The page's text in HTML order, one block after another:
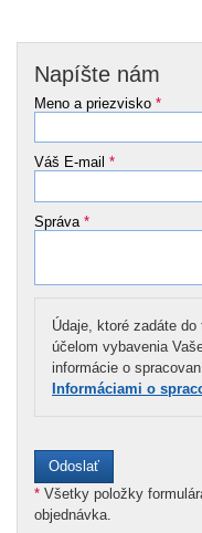
Napíšte nám
Meno a priezvisko *
Váš E-mail *
Správa *
Údaje, ktoré zadáte
účelom vybavenia
informácie o
Informáciami o
* Všetky položky
objednávka.